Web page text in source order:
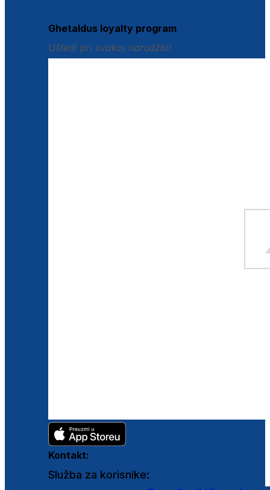
Ghetaldus loyalty program
Uštedi pri svakoj narudžbi!
Kontakt:
Služba za korisnike: